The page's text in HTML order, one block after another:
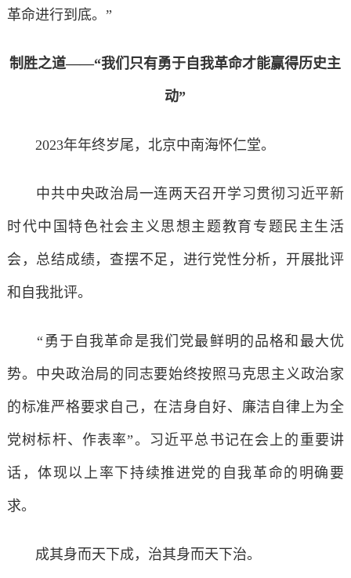
革命进行到底。”
制胜之道——“我们只有勇于自我革命才能赢得历史主
动”
2023年年终岁尾，北京中南海怀仁堂。
中共中央政治局一连两天召开学习贯彻习近平新
时代中国特色社会主义思想主题教育专题民主生活
会，总结成绩，查摆不足，进行党性分析，开展批评
和自我批评。
“勇于自我革命是我们党最鲜明的品格和最大优
势。中央政治局的同志要始终按照马克思主义政治家
的标准严格要求自己，在洁身自好、廉洁自律上为全
党树标杆、作表率”。习近平总书记在会上的重要讲
话，体现以上率下持续推进党的自我革命的明确要
求。
成其身而天下成，治其身而天下治。